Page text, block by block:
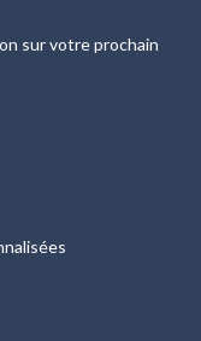
sur votre prochain